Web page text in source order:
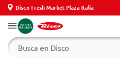
Disco Fresh Market Plaza Italia